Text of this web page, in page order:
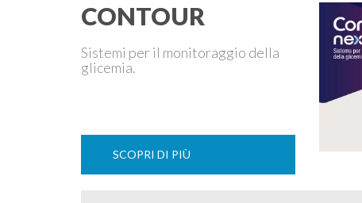
CONTOUR
Sistemi per il monitoraggio della
glicemia.
SCOPRI DI PIÙ